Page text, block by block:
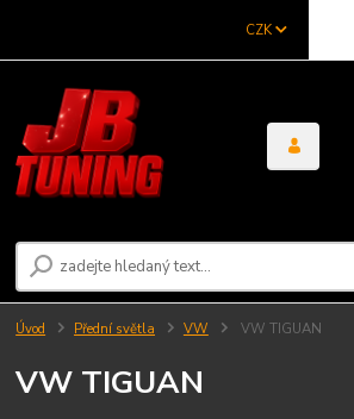
CZK
Úvod Přední světla VW VW TIGUAN
VW TIGUAN